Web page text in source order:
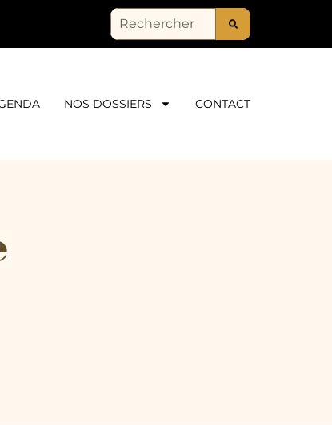
NOS DOSSIERS CONTACT